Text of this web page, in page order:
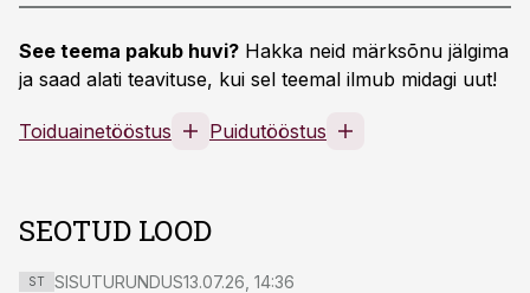
See teema pakub huvi? Hakka neid märksõnu jälgima
ja saad alati teavituse, kui sel teemal ilmub midagi uut!
Toiduainetööstus Puidutööstus
SEOTUD LOOD
ST SISUTURUNDUS13.07.26, 14:36